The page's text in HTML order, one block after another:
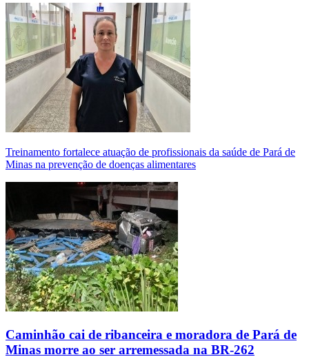
Treinamento fortalece atuação de profissionais da saúde de Pará de
Minas na prevenção de doenças alimentares
Caminhão cai de ribanceira e moradora de Pará de
Minas morre ao ser arremessada na BR-262